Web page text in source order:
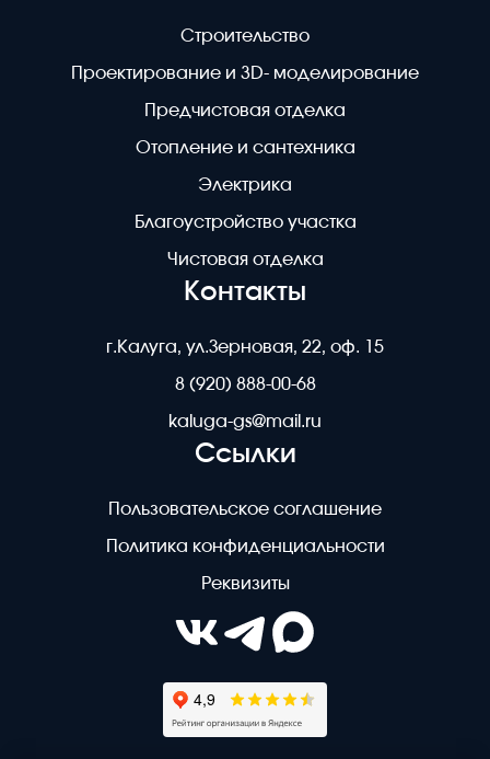
Строительство
Проектирование и 3D- моделирование
Предчистовая отделка
Отопление и сантехника
Электрика
Благоустройство участка
Чистовая отделка
Контакты
г.Калуга, ул.Зерновая, 22, оф. 15
8 (920) 888-00-68
kaluga-gs@mail.ru
Ссылки
Пользовательское соглашение
Политика конфиденциальности
Реквизиты